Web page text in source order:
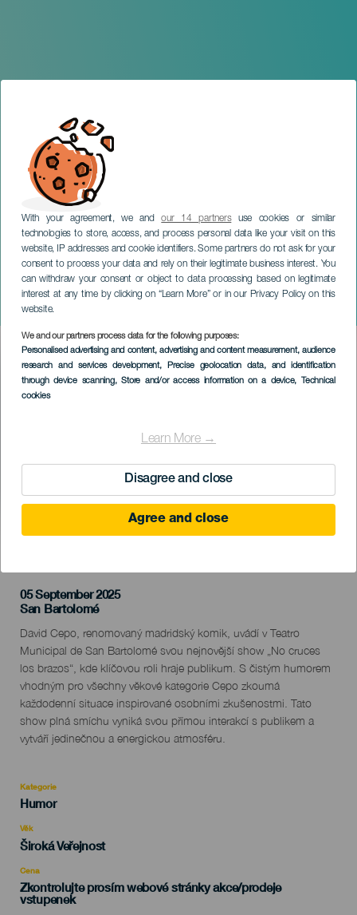
With your agreement, we andour 14 partnersuse cookies or similar
technologies to store, access, and process personal data like your visit on this
website, IP addresses and cookie identifiers. Some partners do not ask for your
consent to process your data and rely on their legitimate business interest. You
can withdraw your consent or object to data processing based on legitimate
interest at any time by clicking on “Learn More” or in our Privacy Policy on this
website.
We and our partners process data for the following purposes:
Personalised advertising and content, advertising and content measurement, audience
research and services development, Precise geolocation data, and identification
through device scanning, Store and/or access information on a device, Technical
cookies
Learn More →
Disagree and close
Agree and close
David Cepo
LANZAROTE
Imagen
Listado
05 September 2025
Localidad
San Bartolomé
Descripción
del
evento
David Cepo, renomovaný madridský komik, uvádí v Teatro
Municipal de San Bartolomé svou nejnovější show „No cruces
los brazos“, kde klíčovou roli hraje publikum. S čistým humorem
vhodným pro všechny věkové kategorie Cepo zkoumá
každodenní situace inspirované osobními zkušenostmi. Tato
show plná smíchu vyniká svou přímou interakcí s publikem a
vytváří jedinečnou a energickou atmosféru.
Kategorie
Categoría
evento
Humor
Věk
Edad
Recomendada
Široká Veřejnost
Cena
Zkontrolujte prosím webové stránky akce/prodeje
vstupenek